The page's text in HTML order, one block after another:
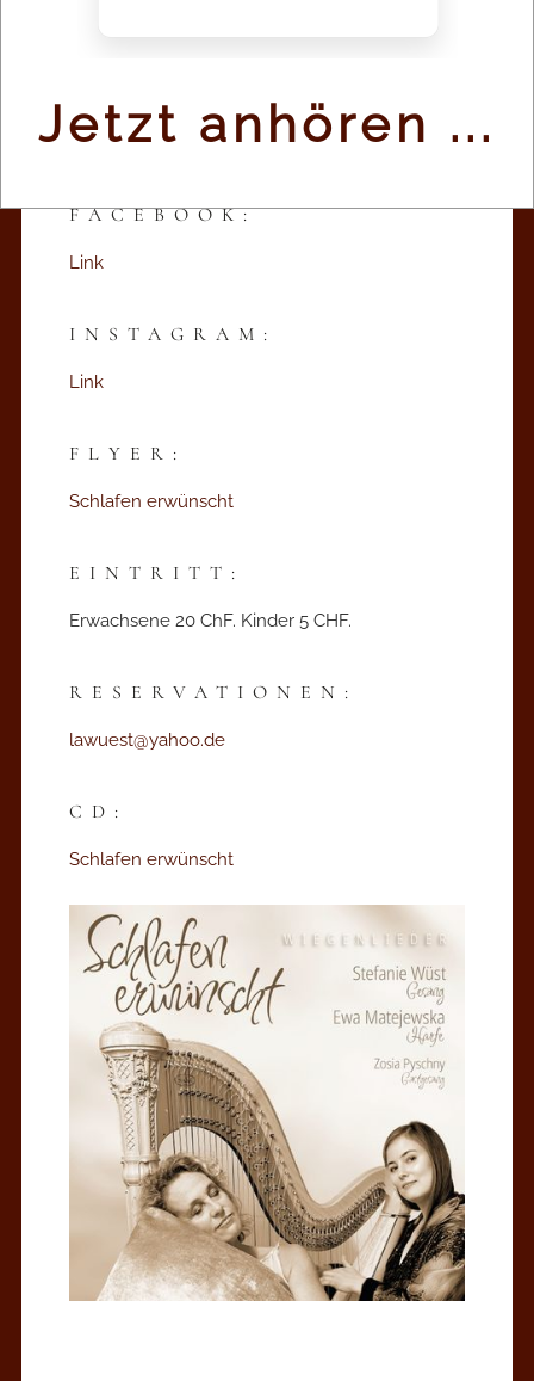
Unternehmen Mitte
FACEBOOK:
Link
INSTAGRAM:
Link
FLYER:
Schlafen erwünscht
EINTRITT:
Erwachsene 20 ChF. Kinder 5 CHF.
RESERVATIONEN:
lawuest@yahoo.de
CD:
Schlafen erwünscht
Jetzt anhören ...